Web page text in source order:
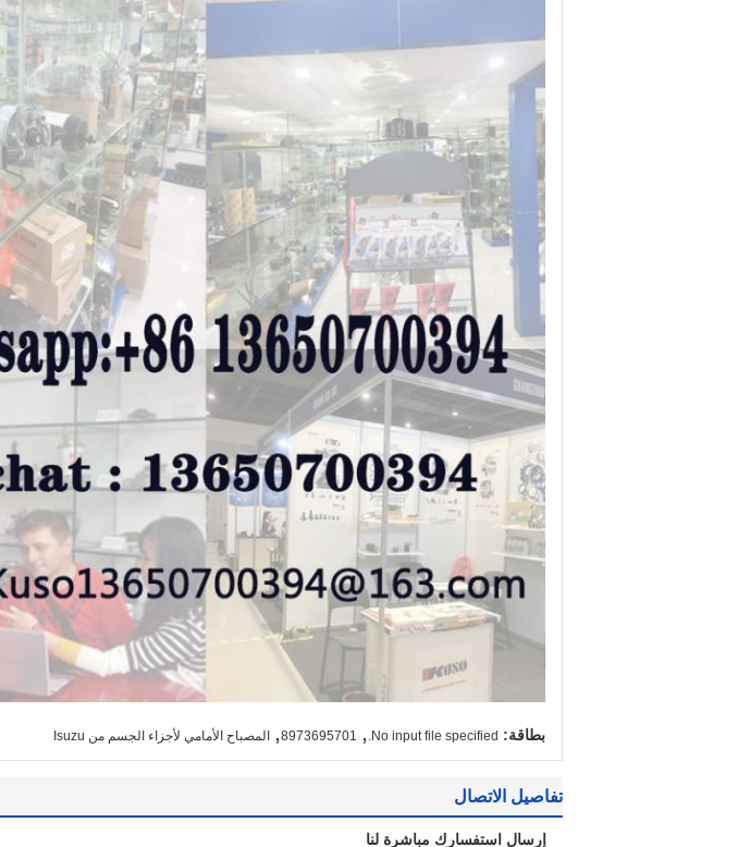
بطاقة: No input file specified.
,
8973695701
, المصباح الأمامي لأجزاء الجسم من Isuzu
تفاصيل الاتصال
إرسال استفسارك مباشرة لنا